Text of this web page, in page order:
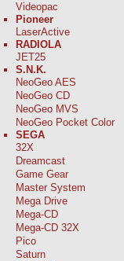
Videopac
Pioneer
LaserActive
RADIOLA
JET25
S.N.K.
NeoGeo AES
NeoGeo CD
NeoGeo MVS
NeoGeo Pocket Color
SEGA
32X
Dreamcast
Game Gear
Master System
Mega Drive
Mega-CD
Mega-CD 32X
Pico
Saturn